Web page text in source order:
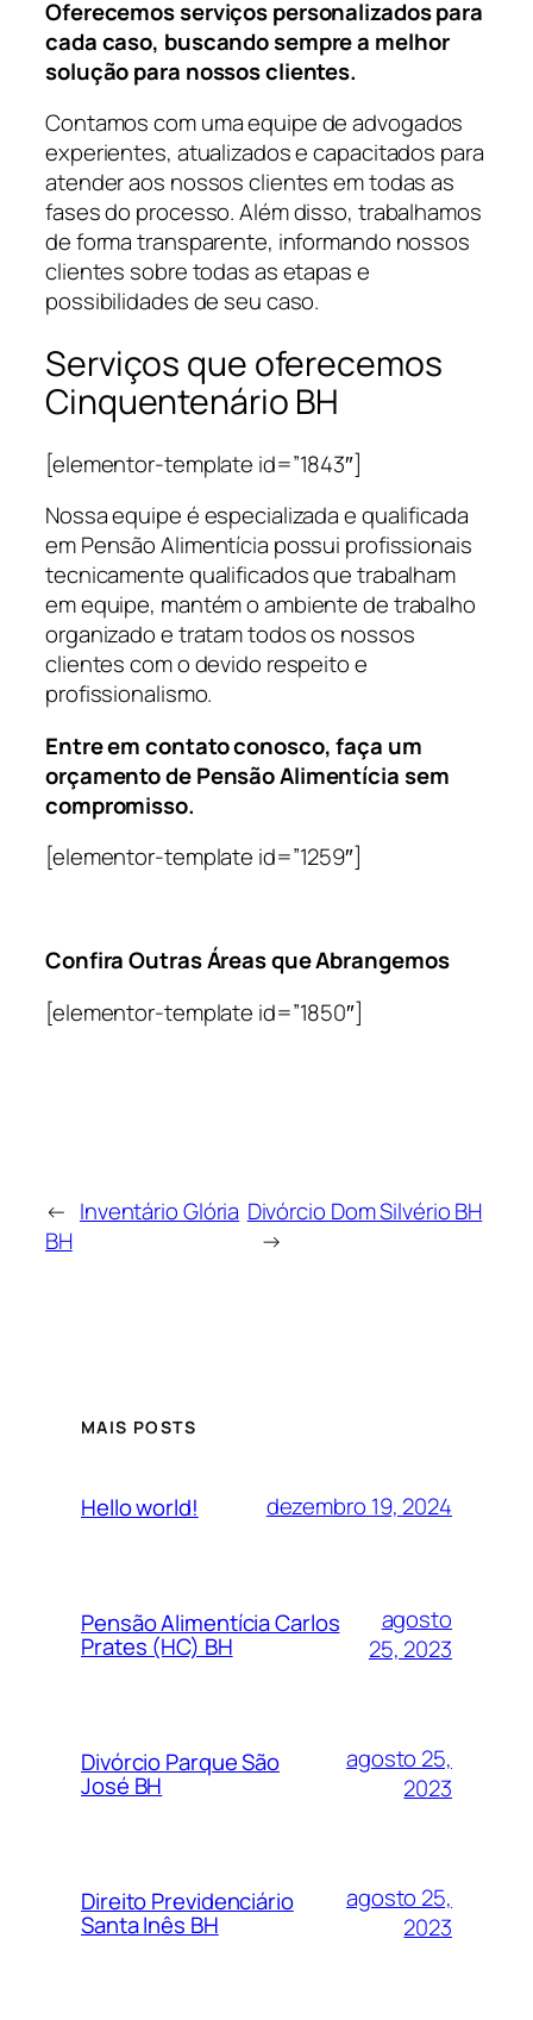
Oferecemos serviços personalizados para
cada caso, buscando sempre a melhor
solução para nossos clientes.
Contamos com uma equipe de advogados
experientes, atualizados e capacitados para
atender aos nossos clientes em todas as
fases do processo. Além disso, trabalhamos
de forma transparente, informando nossos
clientes sobre todas as etapas e
possibilidades de seu caso.
Serviços que oferecemos
Cinquentenário BH
[elementor-template id=”1843″]
Nossa equipe é especializada e qualificada
em Pensão Alimentícia possui profissionais
tecnicamente qualificados que trabalham
em equipe, mantém o ambiente de trabalho
organizado e tratam todos os nossos
clientes com o devido respeito e
profissionalismo.
Entre em contato conosco, faça um
orçamento de Pensão Alimentícia sem
compromisso.
[elementor-template id=”1259″]
Confira Outras Áreas que Abrangemos
[elementor-template id=”1850″]
← Inventário Glória
BH
Divórcio Dom Silvério BH
→
MAIS POSTS
Hello world! dezembro 19, 2024
Pensão Alimentícia Carlos
Prates (HC) BH
agosto
25, 2023
Divórcio Parque São
José BH
agosto 25,
2023
Direito Previdenciário
Santa Inês BH
agosto 25,
2023